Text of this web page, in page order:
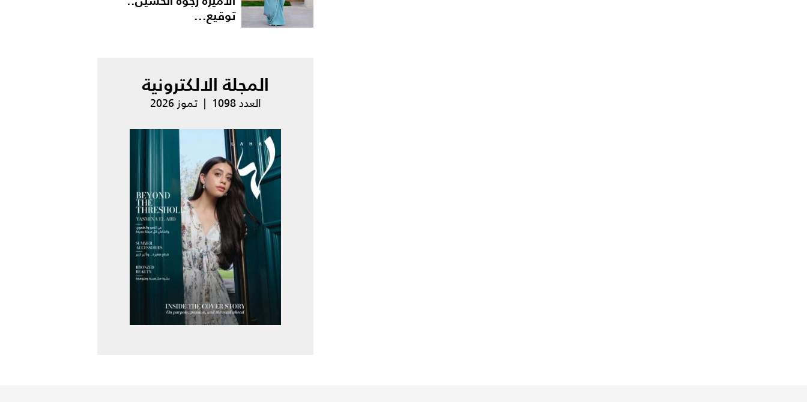
توقيع...
المجلة الالكترونية
العدد 1098 | تموز 2026